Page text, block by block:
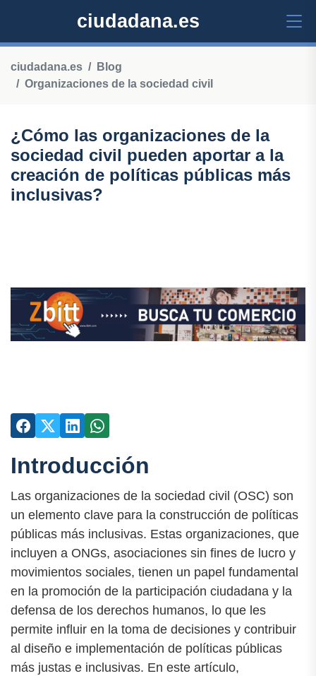
ciudadana.es
ciudadana.es
Blog
Organizaciones de la sociedad civil
¿Cómo las organizaciones de la
sociedad civil pueden aportar a la
creación de políticas públicas más
inclusivas?
Introducción
Las organizaciones de la sociedad civil (OSC) son
un elemento clave para la construcción de políticas
públicas más inclusivas. Estas organizaciones, que
incluyen a ONGs, asociaciones sin fines de lucro y
movimientos sociales, tienen un papel fundamental
en la promoción de la participación ciudadana y la
defensa de los derechos humanos, lo que les
permite influir en la toma de decisiones y contribuir
al diseño e implementación de políticas públicas
más justas e inclusivas. En este artículo,